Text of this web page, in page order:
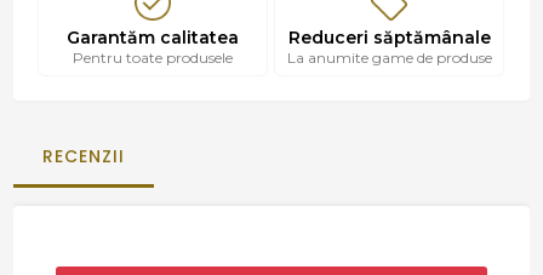
Garantăm calitatea
Pentru toate produsele
Reduceri săptămânale
La anumite game de produse
RECENZII